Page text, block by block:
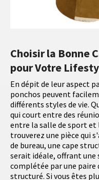
Choisir la Bonne
pour Votre
En dépit de leur aspect
ponchos peuvent
différents styles de vie.
qui court entre des
entre la salle de sport et
trouverez une pièce qui
de bureau, une cape
serait idéale, offrant
complétée par une paire
structuré. Si vous êtes